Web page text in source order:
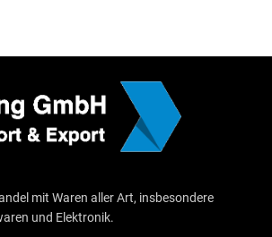
mit Waren aller Art, insbesondere
und Elektronik.